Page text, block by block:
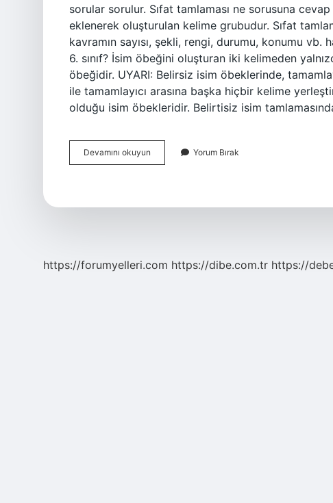
sorular sorulur. Sıfat tamlaması ne sorusuna
eklenerek oluşturulan kelime grubudur. Sıfat
kavramın sayısı, şekli, rengi, durumu, konumu
6. sınıf? İsim öbeğini oluşturan iki kelimeden
öbeğidir. UYARI: Belirsiz isim öbeklerinde,
ile tamamlayıcı arasına başka hiçbir kelime
olduğu isim öbekleridir. Belirtisiz isim
Devamını okuyun Belirtisiz
Isim
Yorum Bırak
https://forumyelleri.com https://dibe.com.tr https://